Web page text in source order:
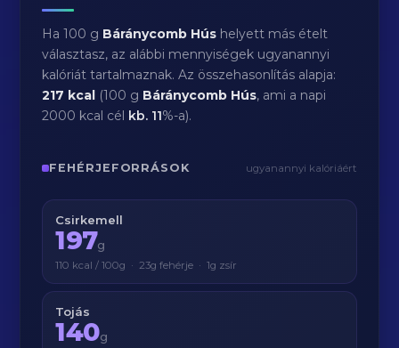
Ha 100 g Báránycomb Hús helyett más ételt
választasz, az alábbi mennyiségek ugyanannyi
kalóriát tartalmaznak. Az összehasonlítás alapja:
217 kcal (100 g Báránycomb Hús, ami a napi
2000 kcal cél kb. 11%-a).
FEHÉRJEFORRÁSOK ugyanannyi kalóriáért
Csirkemell
197g
110 kcal / 100g · 23g fehérje · 1g zsír
Tojás
140g